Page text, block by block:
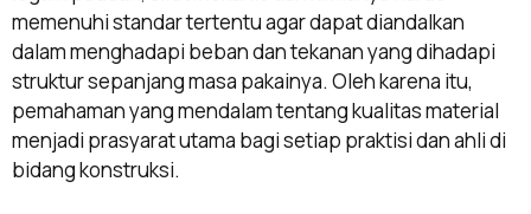
memenuhi standar tertentu agar dapat diandalkan
dalam menghadapi beban dan tekanan yang dihadapi
struktur sepanjang masa pakainya. Oleh karena itu,
pemahaman yang mendalam tentang kualitas material
menjadi prasyarat utama bagi setiap praktisi dan ahli di
bidang konstruksi.